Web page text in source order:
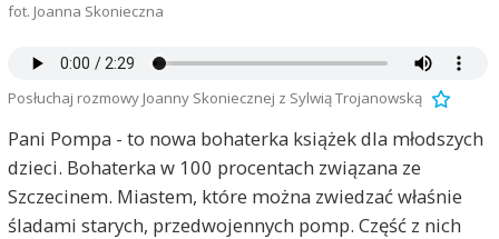
fot. Joanna Skonieczna
Posłuchaj rozmowy Joanny Skoniecznej z Sylwią Trojanowską
Pani Pompa - to nowa bohaterka książek dla młodszych
dzieci. Bohaterka w 100 procentach związana ze
Szczecinem. Miastem, które można zwiedzać właśnie
śladami starych, przedwojennych pomp. Część z nich